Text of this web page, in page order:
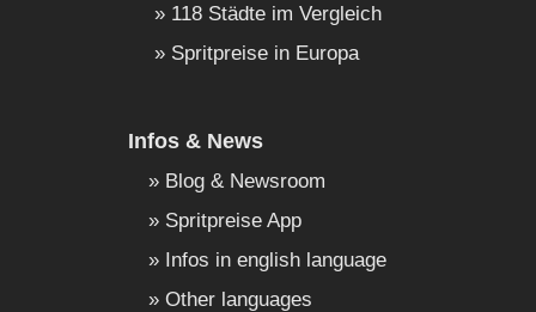
118 Städte im Vergleich
Spritpreise in Europa
Infos & News
Blog & Newsroom
Spritpreise App
Infos in english language
Other languages